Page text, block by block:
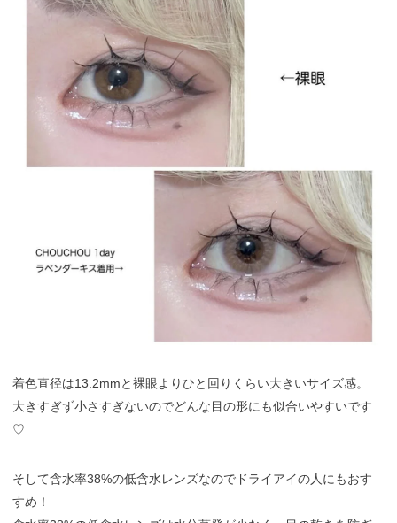
着色直径は13.2mmと裸眼よりひと回りくらい大きいサイズ感。
大きすぎず小さすぎないのでどんな目の形にも似合いやすいです
♡
そして含水率38%の低含水レンズなのでドライアイの人にもおす
すめ！